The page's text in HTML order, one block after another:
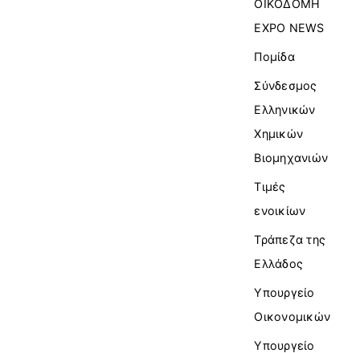
ΟΙΚΟΔΟΜΗ
EXPO NEWS
Πομίδα
Σύνδεσμος
Ελληνικών
Χημικών
Βιομηχανιών
Τιμές
ενοικίων
Τράπεζα της
Ελλάδος
Υπουργείο
Οικονομικών
Υπουργείο